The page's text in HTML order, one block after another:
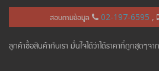
สอบถามข้อมูล 02-197-6595 ,
ลูกค้าซื้อสินค้ากับเรา มั่นใจได้ว่าได้ราคาที่ถูกสุดๆจา